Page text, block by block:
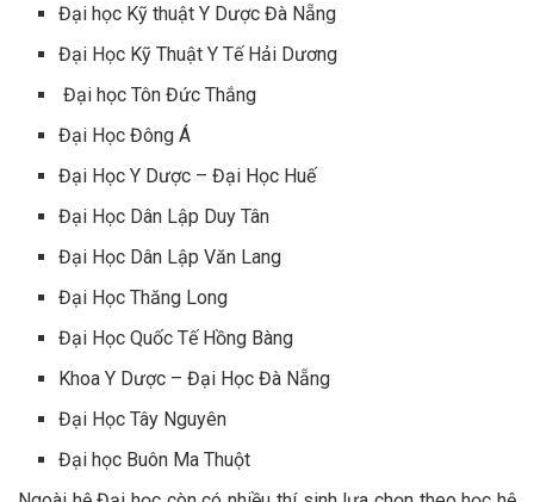
Đại học Kỹ thuật Y Dược Đà Nẵng
Đại Học Kỹ Thuật Y Tế Hải Dương
Đại học Tôn Đức Thắng
Đại Học Đông Á
Đại Học Y Dược – Đại Học Huế
Đại Học Dân Lập Duy Tân
Đại Học Dân Lập Văn Lang
Đại Học Thăng Long
Đại Học Quốc Tế Hồng Bàng
Khoa Y Dược – Đại Học Đà Nẵng
Đại Học Tây Nguyên
Đại học Buôn Ma Thuột